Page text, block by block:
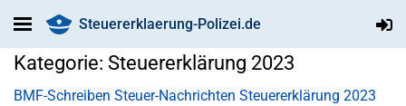
Steuererklaerung-Polizei.de
Kategorie: Steuererklärung 2023
BMF-Schreiben Steuer-Nachrichten Steuererklärung 2023